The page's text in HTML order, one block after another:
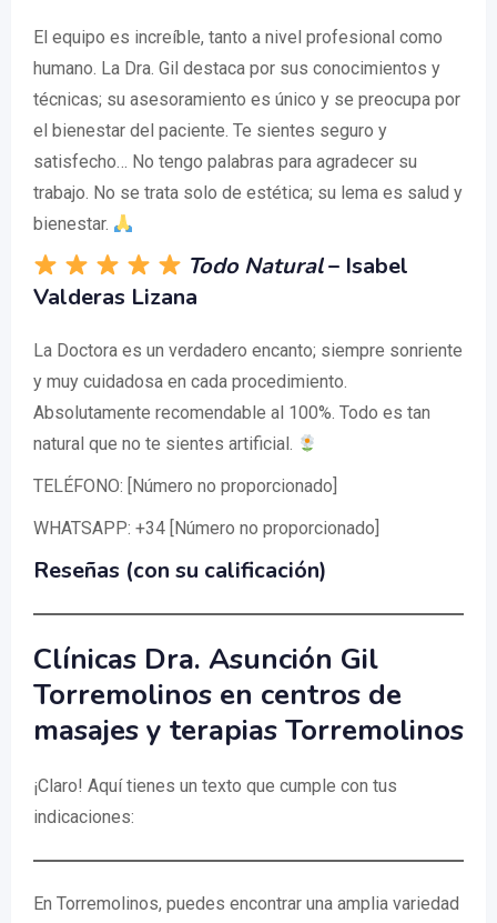
El equipo es increíble, tanto a nivel profesional como
humano. La Dra. Gil destaca por sus conocimientos y
técnicas; su asesoramiento es único y se preocupa por
el bienestar del paciente. Te sientes seguro y
satisfecho… No tengo palabras para agradecer su
trabajo. No se trata solo de estética; su lema es salud y
bienestar.
Todo Natural– Isabel
Valderas Lizana
La Doctora es un verdadero encanto; siempre sonriente
y muy cuidadosa en cada procedimiento.
Absolutamente recomendable al 100%. Todo es tan
natural que no te sientes artificial.
TELÉFONO: [Número no proporcionado]
WHATSAPP: +34 [Número no proporcionado]
Reseñas (con su calificación)
Clínicas Dra. Asunción Gil
Torremolinos en centros de
masajes y terapias Torremolinos
¡Claro! Aquí tienes un texto que cumple con tus
indicaciones:
En Torremolinos, puedes encontrar una amplia variedad